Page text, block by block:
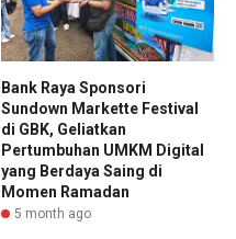
Bank Raya Sponsori
Sundown Markette Festival
di GBK, Geliatkan
Pertumbuhan UMKM Digital
yang Berdaya Saing di
Momen Ramadan
5 month ago